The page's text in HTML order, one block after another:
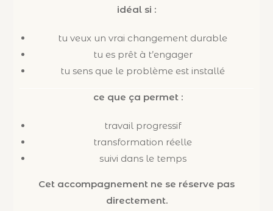
idéal si :
tu veux un vrai changement durable
tu es prêt à t’engager
tu sens que le problème est installé
ce que ça permet :
travail progressif
transformation réelle
suivi dans le temps
Cet accompagnement ne se réserve pas
directement.